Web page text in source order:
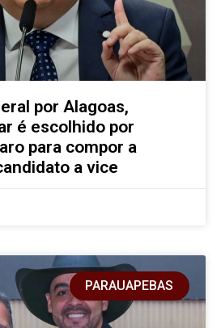
por Alagoas,
é escolhido por
para compor a
a vice
PARAUAPEBAS